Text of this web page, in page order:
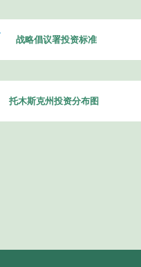
战略倡议署投资标准
托木斯克州投资分布图